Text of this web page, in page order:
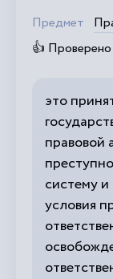
Предмет
👍 Проверено
это
правовой
систему
условия